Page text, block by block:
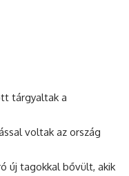
tárgyaltak a
voltak az ország
új tagokkal bővült, akik